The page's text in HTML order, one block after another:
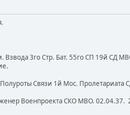
3го Стр. Бат. 55го СП 19й СД
Связи 1й Мос.
Военпроекта СКО МВО.